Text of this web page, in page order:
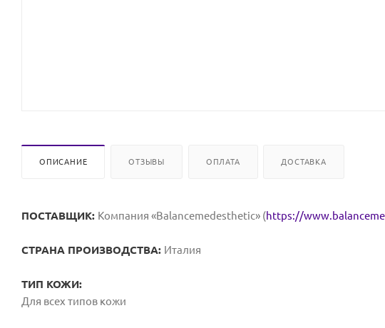
ОПИСАНИЕ ОТЗЫВЫ ОПЛАТА ДОСТАВКА
ПОСТАВЩИК: Компания «Balancemedesthetic» (https://
СТРАНА ПРОИЗВОДСТВА: Италия
ТИП КОЖИ:
Для всех типов кожи